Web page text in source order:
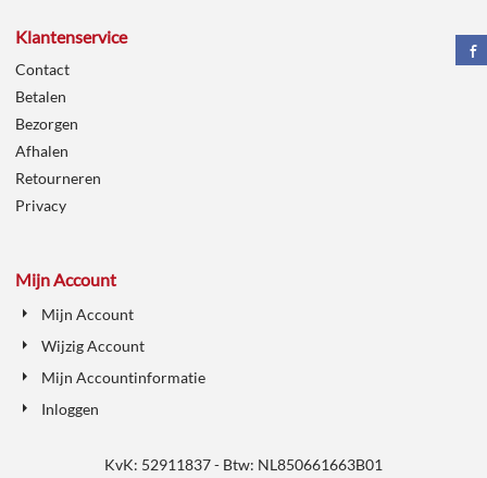
Klantenservice
Contact
Betalen
Bezorgen
Afhalen
Retourneren
Privacy
Mijn Account
Mijn Account
Wijzig Account
Mijn Accountinformatie
Inloggen
KvK: 52911837 - Btw: NL850661663B01